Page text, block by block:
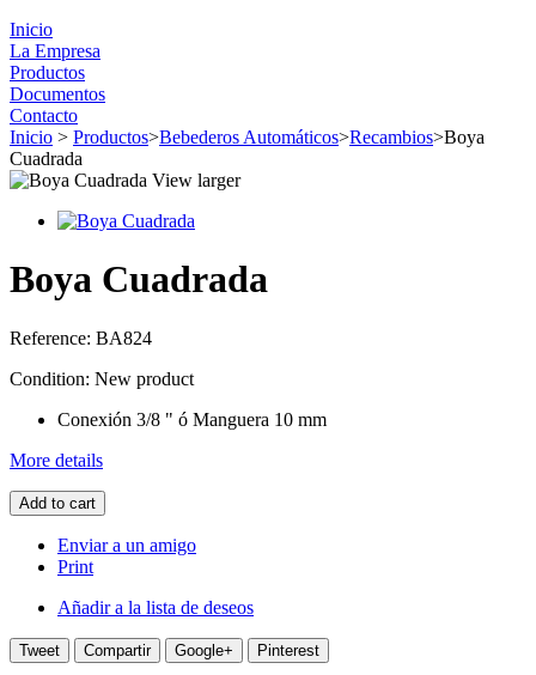
Inicio
La Empresa
Productos
Documentos
Contacto
Inicio > Productos>Bebederos Automáticos>Recambios>Boya
Cuadrada
View larger
Boya Cuadrada
Reference: BA824
Condition: New product
Conexión 3/8 " ó Manguera 10 mm
More details
Add to cart
Enviar a un amigo
Print
Añadir a la lista de deseos
Tweet Compartir Google+ Pinterest